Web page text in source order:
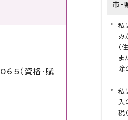
（資格・賦
市・
私
み
（
ま
除
私
入
税